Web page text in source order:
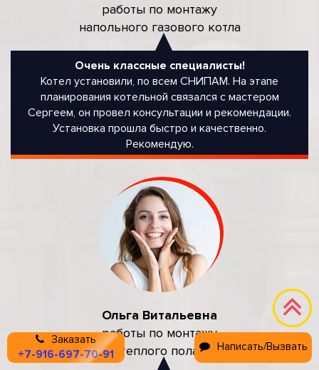
работы по монтажу
напольного газового котла
Очень классные специалисты!
Котел установили, по всем СНИПАМ. На этапе
планирования котельной связался с мастером
Сергеем, он провел консультации и рекомендации.
Установка прошла быстро и качественно.
Рекомендую.
Ольга Витальевна
работы по монтажу
теплого пола
Заказать
+7-916-697-70-91
Написать/Вызвать